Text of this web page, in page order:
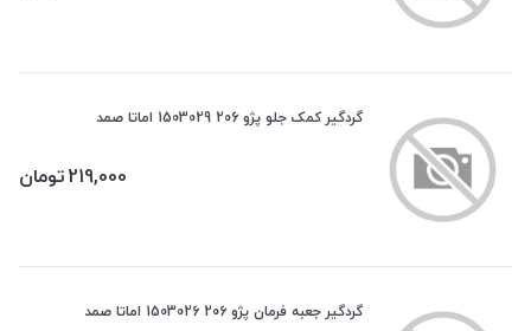
گردگیر کمک جلو پژو 206 1503029 اماتا صمد
219,000تومان
گردگیر جعبه فرمان پژو 206 1503026 اماتا صمد